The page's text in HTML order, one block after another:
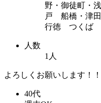
野・御徒町・
戸 船橋・津
行徳 つくば
人数
1人
よろしくお願いします！！
40代